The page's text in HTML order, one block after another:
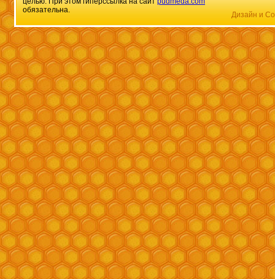
обязательна.
Дизайн и